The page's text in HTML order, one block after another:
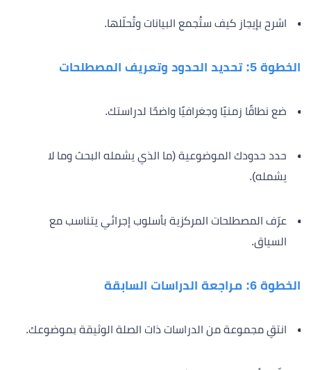
اشرح بإيجاز كيف ستُجمع البيانات وتُحلّلها.
الخطوة 5: تحديد الحدود وتعريف المصطلحات
ضع نطاقًا زمنيًا وجغرافيًا واضحًا لدراستك.
حدد حدودك الموضوعية (ما الذي يشمله البحث وما لا
يشمله).
عرّف المصطلحات المركزية بأسلوب إجرائي يتناسب مع
السياق.
الخطوة 6: مراجعة الدراسات السابقة
انتقِ مجموعة من الدراسات ذات الصلة الوثيقة بموضوعك.